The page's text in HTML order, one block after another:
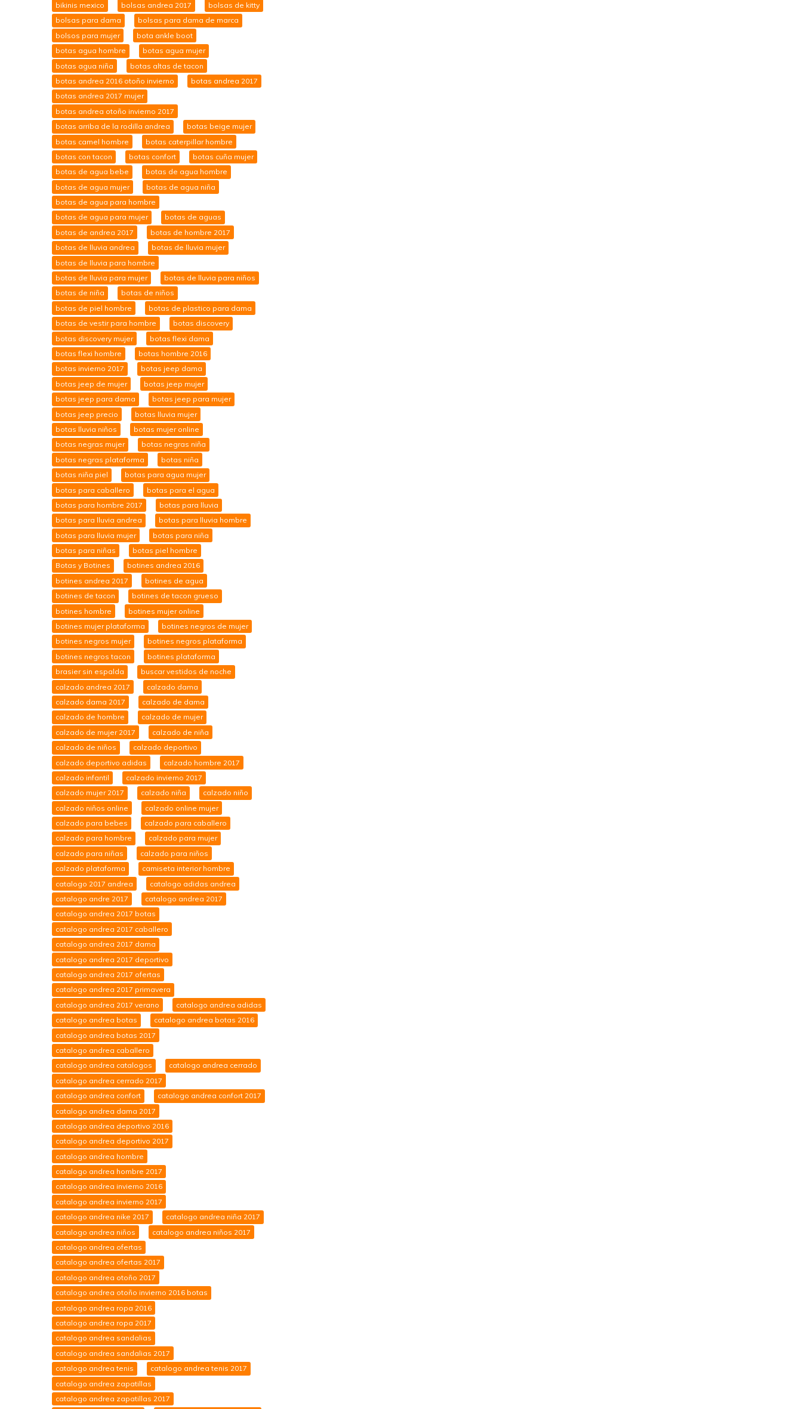
bikinis mexico
bolsas andrea 2017
bolsas de kitty
bolsas para dama
bolsas para dama de marca
bolsos para mujer
bota ankle boot
botas agua hombre
botas agua mujer
botas agua niña
botas altas de tacon
botas andrea 2016 otoño invierno
botas andrea 2017
botas andrea 2017 mujer
botas andrea otoño invierno 2017
botas arriba de la rodilla andrea
botas beige mujer
botas camel hombre
botas caterpillar hombre
botas con tacon
botas confort
botas cuña mujer
botas de agua bebe
botas de agua hombre
botas de agua mujer
botas de agua niña
botas de agua para hombre
botas de agua para mujer
botas de aguas
botas de andrea 2017
botas de hombre 2017
botas de lluvia andrea
botas de lluvia mujer
botas de lluvia para hombre
botas de lluvia para mujer
botas de lluvia para niños
botas de niña
botas de niños
botas de piel hombre
botas de plastico para dama
botas de vestir para hombre
botas discovery
botas discovery mujer
botas flexi dama
botas flexi hombre
botas hombre 2016
botas invierno 2017
botas jeep dama
botas jeep de mujer
botas jeep mujer
botas jeep para dama
botas jeep para mujer
botas jeep precio
botas lluvia mujer
botas lluvia niños
botas mujer online
botas negras mujer
botas negras niña
botas negras plataforma
botas niña
botas niña piel
botas para agua mujer
botas para caballero
botas para el agua
botas para hombre 2017
botas para lluvia
botas para lluvia andrea
botas para lluvia hombre
botas para lluvia mujer
botas para niña
botas para niñas
botas piel hombre
Botas y Botines
botines andrea 2016
botines andrea 2017
botines de agua
botines de tacon
botines de tacon grueso
botines hombre
botines mujer online
botines mujer plataforma
botines negros de mujer
botines negros mujer
botines negros plataforma
botines negros tacon
botines plataforma
brasier sin espalda
buscar vestidos de noche
calzado andrea 2017
calzado dama
calzado dama 2017
calzado de dama
calzado de hombre
calzado de mujer
calzado de mujer 2017
calzado de niña
calzado de niños
calzado deportivo
calzado deportivo adidas
calzado hombre 2017
calzado infantil
calzado invierno 2017
calzado mujer 2017
calzado niña
calzado niño
calzado niños online
calzado online mujer
calzado para bebes
calzado para caballero
calzado para hombre
calzado para mujer
calzado para niñas
calzado para niños
calzado plataforma
camiseta interior hombre
catalogo 2017 andrea
catalogo adidas andrea
catalogo andre 2017
catalogo andrea 2017
catalogo andrea 2017 botas
catalogo andrea 2017 caballero
catalogo andrea 2017 dama
catalogo andrea 2017 deportivo
catalogo andrea 2017 ofertas
catalogo andrea 2017 primavera
catalogo andrea 2017 verano
catalogo andrea adidas
catalogo andrea botas
catalogo andrea botas 2016
catalogo andrea botas 2017
catalogo andrea caballero
catalogo andrea catalogos
catalogo andrea cerrado
catalogo andrea cerrado 2017
catalogo andrea confort
catalogo andrea confort 2017
catalogo andrea dama 2017
catalogo andrea deportivo 2016
catalogo andrea deportivo 2017
catalogo andrea hombre
catalogo andrea hombre 2017
catalogo andrea invierno 2016
catalogo andrea invierno 2017
catalogo andrea nike 2017
catalogo andrea niña 2017
catalogo andrea niños
catalogo andrea niños 2017
catalogo andrea ofertas
catalogo andrea ofertas 2017
catalogo andrea otoño 2017
catalogo andrea otoño invierno 2016 botas
catalogo andrea ropa 2016
catalogo andrea ropa 2017
catalogo andrea sandalias
catalogo andrea sandalias 2017
catalogo andrea tenis
catalogo andrea tenis 2017
catalogo andrea zapatillas
catalogo andrea zapatillas 2017